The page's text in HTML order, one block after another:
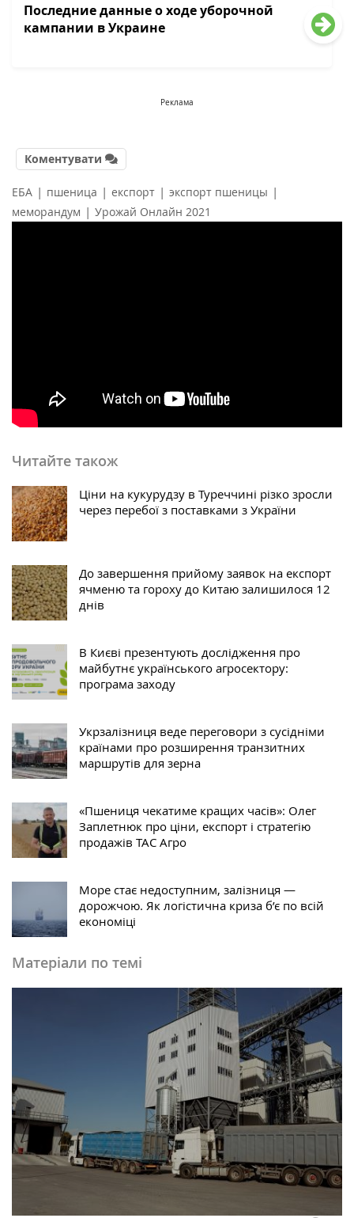
Последние данные о ходе уборочной
кампании в Украине
Реклама
Коментувати
ЕБА | пшеница | експорт | экспорт пшеницы |
меморандум | Урожай Онлайн 2021
Читайте також
Ціни на кукурудзу в Туреччині різко зросли
через перебої з поставками з України
До завершення прийому заявок на експорт
ячменю та гороху до Китаю залишилося 12
днів
В Києві презентують дослідження про
майбутнє українського агросектору:
програма заходу
Укрзалізниця веде переговори з сусідніми
країнами про розширення транзитних
маршрутів для зерна
«Пшениця чекатиме кращих часів»: Олег
Заплетнюк про ціни, експорт і стратегію
продажів ТАС Агро
Море стає недоступним, залізниця —
дорожчою. Як логістична криза б’є по всій
економіці
Матеріали по темі